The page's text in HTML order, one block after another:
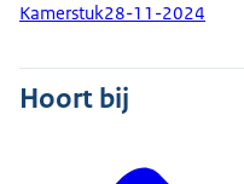
Kamerstuk28-11-2024
Hoort bij